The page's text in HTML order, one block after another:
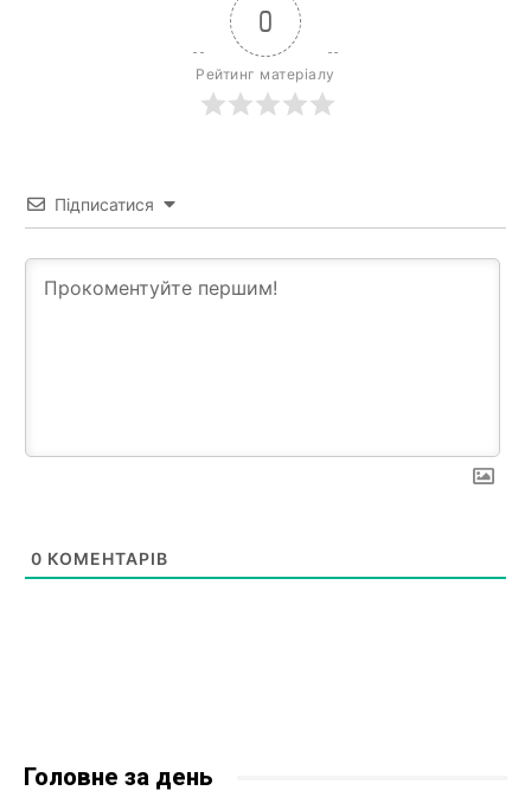
0
Рейтинг матеріалу
Підписатися
0 КОМЕНТАРІВ
Головне за день